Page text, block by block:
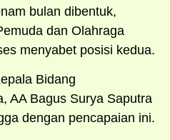
bulan dibentuk,
dan Olahraga
menyabet posisi kedua.
Bidang
AA Bagus Surya Saputra
dengan pencapaian ini.